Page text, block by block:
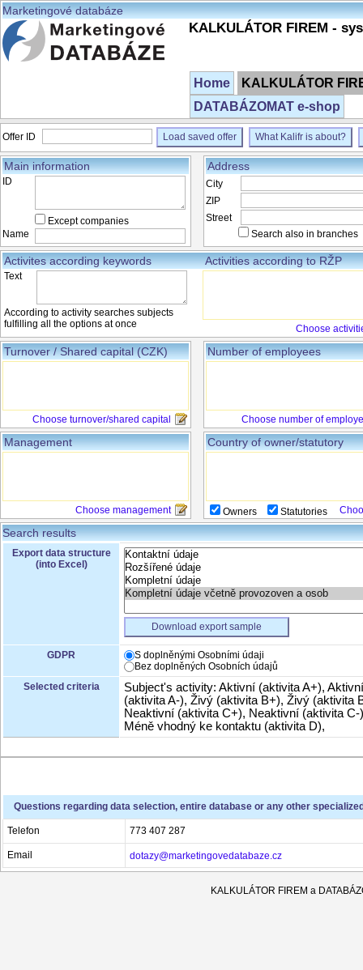
Marketingové databáze
KALKULÁTOR FIREM -
Home
KALKULÁTOR
DATABÁZOMAT e-shop
Offer ID Load saved offer What Kalifr is about?
Main information
ID
Except companies
Name
Address
City
ZIP
Street
Search also in branches
Activites according keywords Activities according to RŽP
Text
According to activity searches subjects
fulfilling all the options at once
Choose
Turnover / Shared capital (CZK)
Choose turnover/shared capital
Number of employees
Choose number of
Management
Choose management
Country of owner/statutory
Owners Statutories
Search results
Export data structure
(into Excel)
Download export sample
GDPR
S doplněnými Osobními údaji
Bez doplněných Osobních údajů
Selected criteria
Subject's activity: Aktivní (aktivita A+), Aktivní
(aktivita A-), Živý (aktivita B+), Živý (aktivita
Neaktivní (aktivita C+), Neaktivní (aktivita C-
Méně vhodný ke kontaktu (aktivita D),
Questions regarding data selection, entire database or any other
Telefon 773 407 287
Email dotazy@marketingovedatabaze.cz
KALKULÁTOR FIREM a